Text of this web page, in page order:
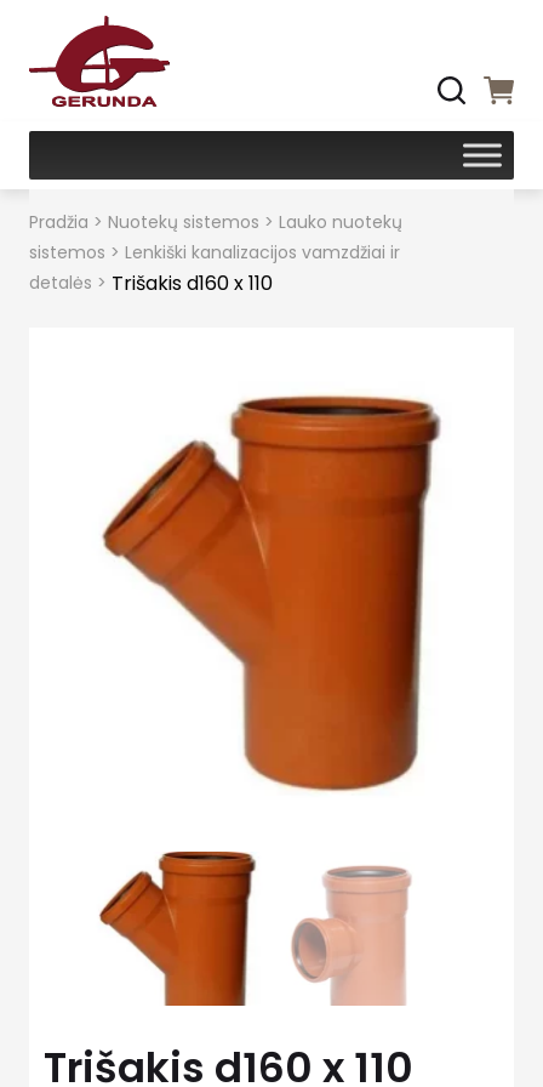
Pradžia > Nuotekų sistemos > Lauko nuotekų
sistemos > Lenkiški kanalizacijos vamzdžiai ir
detalės > Trišakis d160 x 110
Trišakis d160 x 110